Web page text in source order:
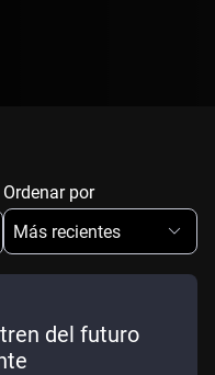
Ordenar por
Más recientes
del futuro